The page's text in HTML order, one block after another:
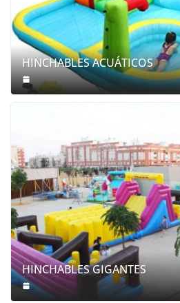
HINCHABLES ACUÁTICOS
HINCHABLES GIGANTES